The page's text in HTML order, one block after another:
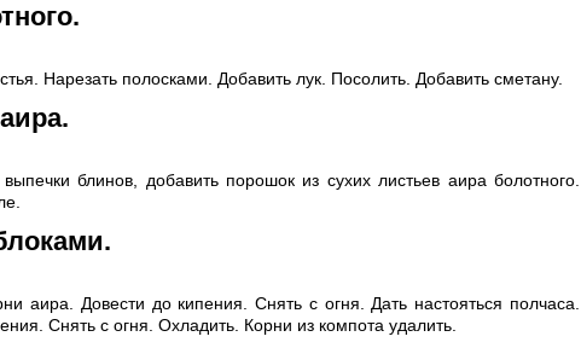
Нарезать полосками. Добавить лук. Посолить. Добавить сметану.
блинов, добавить порошок из сухих листьев аира болотного.
аира. Довести до кипения. Снять с огня. Дать настояться полчаса.
Снять с огня. Охладить. Корни из компота удалить.